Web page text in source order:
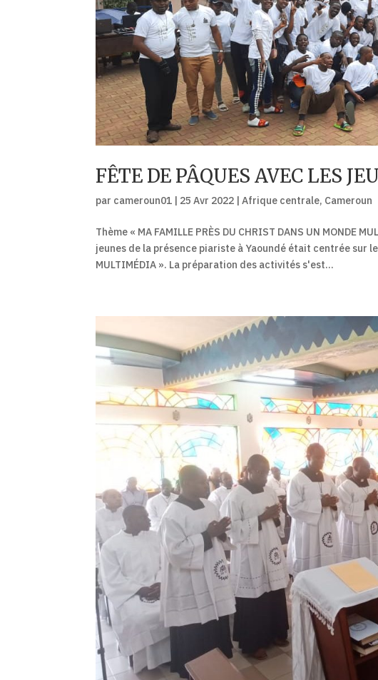
FÊTE DE PÂQUES AVEC LES
par cameroun01 25 Avr 2022 |Afrique centrale, Cameroun
Thème « MA FAMILLE PRÈS DU CHRIST DANS UN MONDE
jeunes de la présence piariste à Yaoundé était centrée sur le
MULTIMÉDIA ». La préparation des activités s'est...